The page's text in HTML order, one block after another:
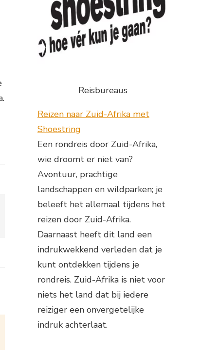
Reisbureaus
Reizen naar Zuid-Afrika met
Shoestring
Een rondreis door Zuid-Afrika,
wie droomt er niet van?
Avontuur, prachtige
landschappen en wildparken; je
beleeft het allemaal tijdens het
reizen door Zuid-Afrika.
Daarnaast heeft dit land een
indrukwekkend verleden dat je
kunt ontdekken tijdens je
rondreis. Zuid-Afrika is niet voor
niets het land dat bij iedere
reiziger een onvergetelijke
indruk achterlaat.